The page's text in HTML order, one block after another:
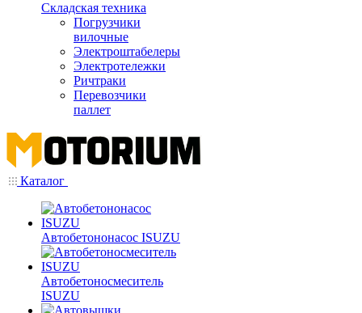
Складская техника
Погрузчики
вилочные
Электроштабелеры
Электротележки
Ричтраки
Перевозчики
паллет
Каталог
Автобетононасос ISUZU
Автобетоносмеситель
ISUZU